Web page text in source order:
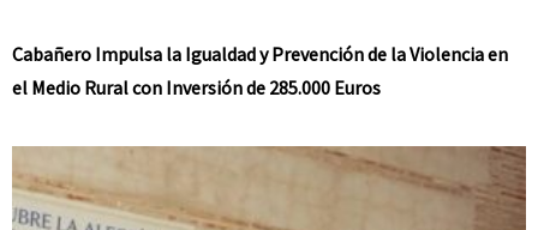
Cabañero Impulsa la Igualdad y Prevención de la Violencia en
el Medio Rural con Inversión de 285.000 Euros